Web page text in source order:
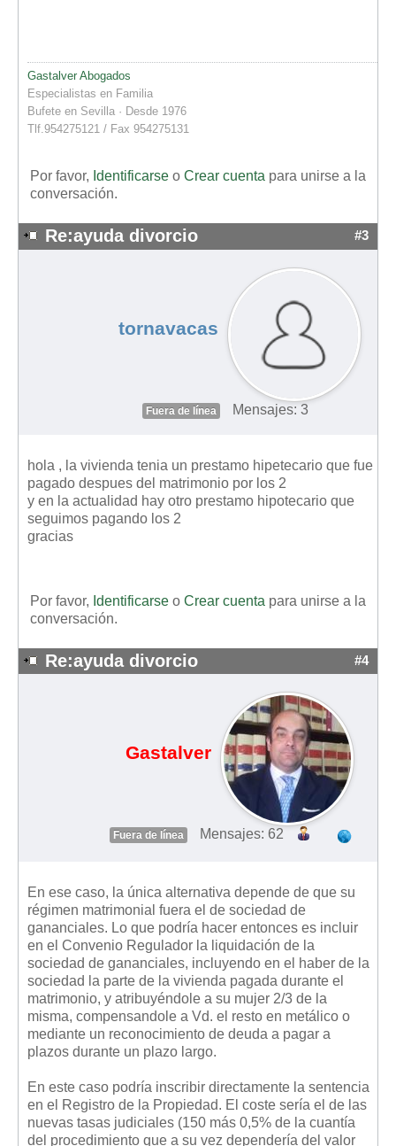
Gastalver Abogados
Especialistas en Familia
Bufete en Sevilla · Desde 1976
Tlf.954275121 / Fax 954275131
Por favor, Identificarse o Crear cuenta para unirse a la
conversación.
Re:ayuda divorcio #3
tornavacas
Fuera de línea Mensajes: 3
hola , la vivienda tenia un prestamo hipetecario que fue
pagado despues del matrimonio por los 2
y en la actualidad hay otro prestamo hipotecario que
seguimos pagando los 2
gracias
Por favor, Identificarse o Crear cuenta para unirse a la
conversación.
Re:ayuda divorcio #4
Gastalver
Fuera de línea Mensajes: 62
En ese caso, la única alternativa depende de que su
régimen matrimonial fuera el de sociedad de
gananciales. Lo que podría hacer entonces es incluir
en el Convenio Regulador la liquidación de la
sociedad de gananciales, incluyendo en el haber de la
sociedad la parte de la vivienda pagada durante el
matrimonio, y atribuyéndole a su mujer 2/3 de la
misma, compensandole a Vd. el resto en metálico o
mediante un reconocimiento de deuda a pagar a
plazos durante un plazo largo.
En este caso podría inscribir directamente la sentencia
en el Registro de la Propiedad. El coste sería el de las
nuevas tasas judiciales (150 más 0,5% de la cuantía
del procedimiento que a su vez dependería del valor